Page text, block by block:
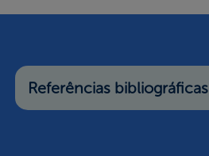
Referências bibliográficas